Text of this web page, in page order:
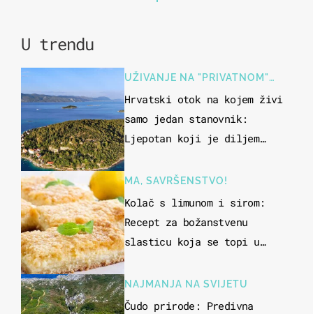
U trendu
UŽIVANJE NA "PRIVATNOM"
OTOKU
Hrvatski otok na kojem živi
samo jedan stanovnik:
Ljepotan koji je diljem
"bijelom zlatu"
MA, SAVRŠENSTVO!
Kolač s limunom i sirom:
Recept za božanstvenu
slasticu koja se topi u
NAJMANJA NA SVIJETU
Čudo prirode: Predivna